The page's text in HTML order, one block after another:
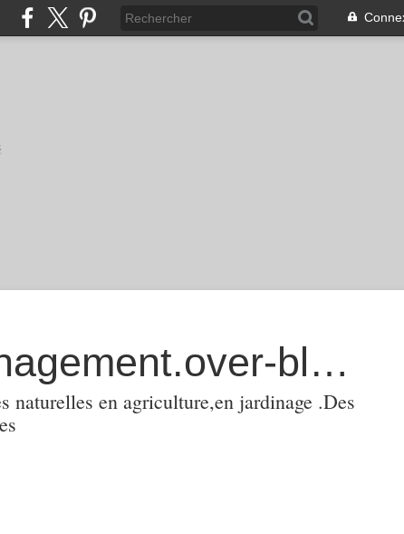
agroecologie-phytomanagement.over-blog.com
naturelles en agriculture,en jardinage .Des